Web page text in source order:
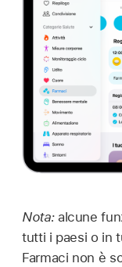
Nota: alcune
tutti i paesi o in
Farmaci non è